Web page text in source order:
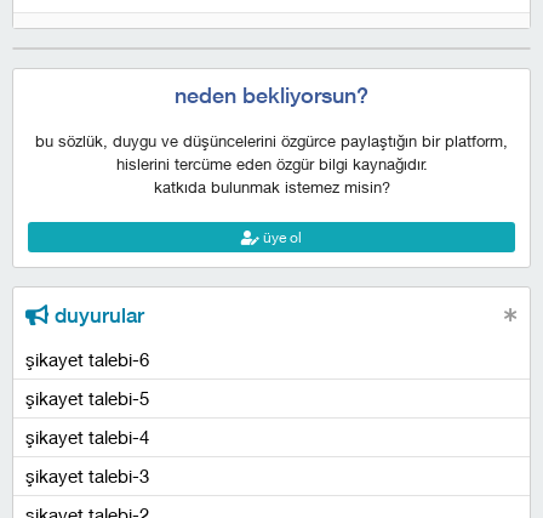
neden bekliyorsun?
bu sözlük, duygu ve düşüncelerini özgürce paylaştığın bir platform,
hislerini tercüme eden özgür bilgi kaynağıdır.
katkıda bulunmak istemez misin?
üye ol
duyurular
şikayet talebi-6
şikayet talebi-5
şikayet talebi-4
şikayet talebi-3